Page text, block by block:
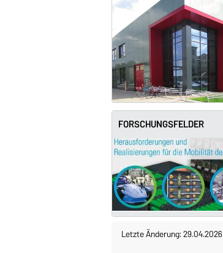
FORSCHUNGSFELDER
Letzte Änderung: 29.04.2026